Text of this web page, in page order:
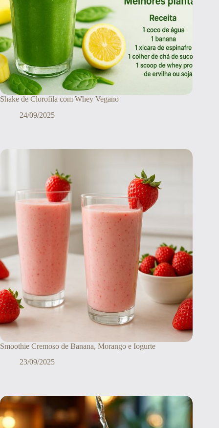
Shake de Clorofila com Whey Vegano
24/09/2025
Smoothie Cremoso de Banana, Morango e Iogurte
23/09/2025